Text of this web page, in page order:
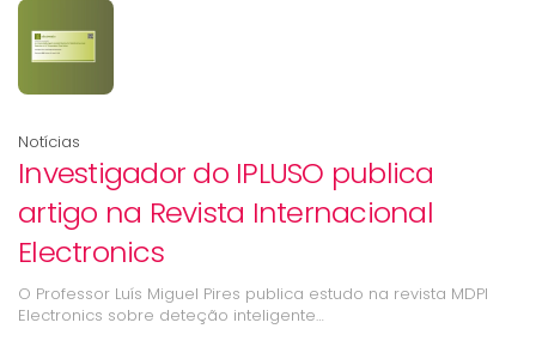
Notícias
Investigador do IPLUSO publica
artigo na Revista Internacional
Electronics
O Professor Luís Miguel Pires publica estudo na revista MDPI
Electronics sobre deteção inteligente…